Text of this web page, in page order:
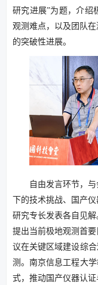
研究进展”为题，介绍
观测难点，以及团队
的突破性进展。
自由发言环节，
下的技术挑战、国产
研究专长发表各自见
提出当前极地观测首
议在关键区域建设综
测。南京信息工程大
式，推动国产仪器认